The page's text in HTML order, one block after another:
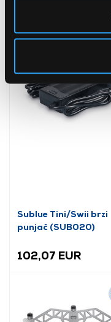
Sublue Tini/Swii brzi
punjač (SUB020)
102,07 EUR